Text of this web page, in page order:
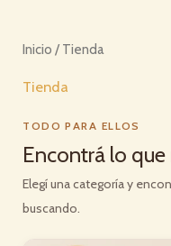
Inicio / Tienda
Tienda
TODO PARA ELLOS
Encontrá lo que
Elegí una categoría y
buscando.